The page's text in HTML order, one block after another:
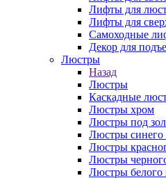
Лифты для
Лифты для
Самоходные
Декор для
Люстры
Назад
Люстры
Каскадные
Люстры хром
Люстры под
Люстры синего
Люстры
Люстры
Люстры белого